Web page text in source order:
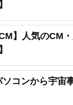
】人気のCM
コンから宇宙